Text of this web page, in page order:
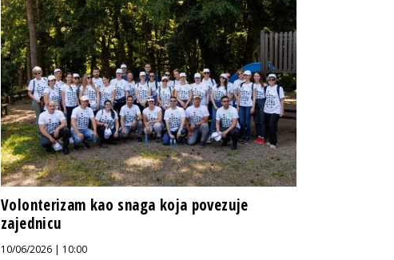
Volonterizam kao snaga koja povezuje
zajednicu
10/06/2026 | 10:00